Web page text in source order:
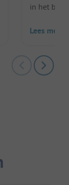
in het bos.
Lees meer